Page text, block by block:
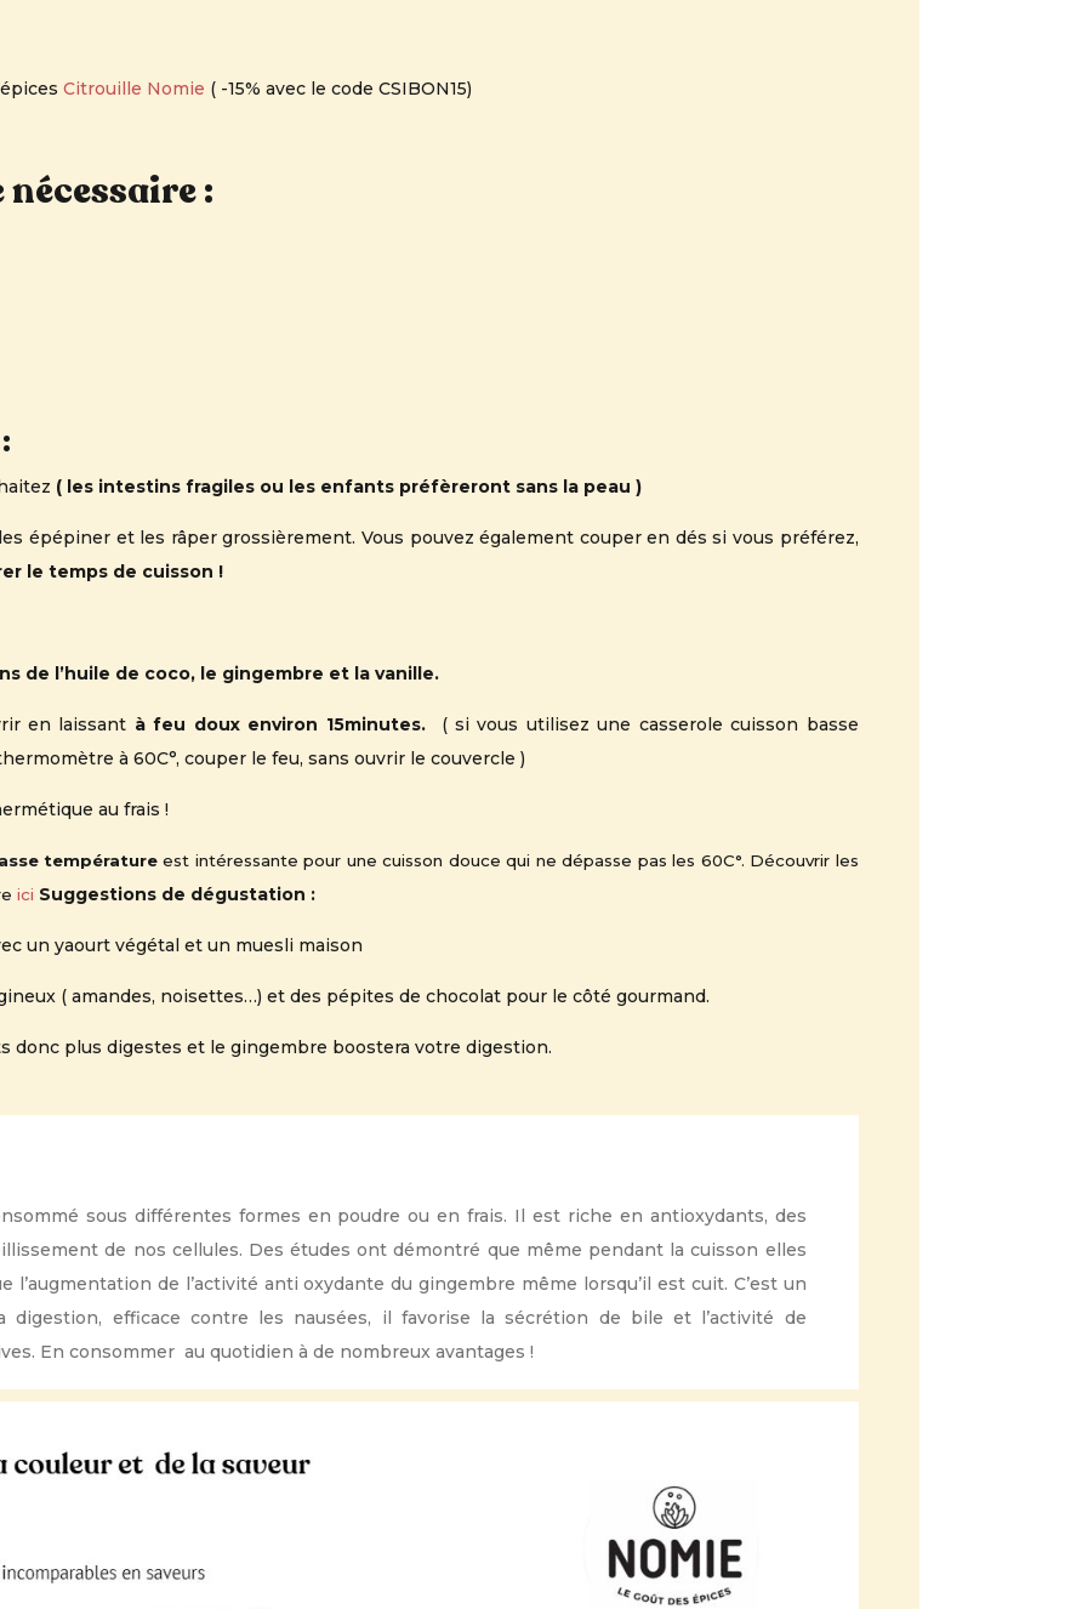
Citrouille Nomie ( -15% avec le code CSIBON15)
:
( les intestins fragiles ou les enfants préfèreront sans la peau )
épépiner et les râper grossièrement. Vous pouvez également couper en dés si vous préférez,
le temps de cuisson !
de l’huile de coco, le gingembre et la vanille.
en laissant à feu doux environ 15minutes. ( si vous utilisez une casserole cuisson basse
à 60C°, couper le feu, sans ouvrir le couvercle )
au frais !
température est intéressante pour une cuisson douce qui ne dépasse pas les 60C°. Découvrir les
ici Suggestions de dégustation :
un yaourt végétal et un muesli maison
( amandes, noisettes…) et des pépites de chocolat pour le côté gourmand.
donc plus digestes et le gingembre boostera votre digestion.
sous différentes formes en poudre ou en frais. Il est riche en antioxydants, des
de nos cellules. Des études ont démontré que même pendant la cuisson elles
l’augmentation de l’activité anti oxydante du gingembre même lorsqu’il est cuit. C’est un
digestion, efficace contre les nausées, il favorise la sécrétion de bile et l’activité de
En consommer au quotidien à de nombreux avantages !